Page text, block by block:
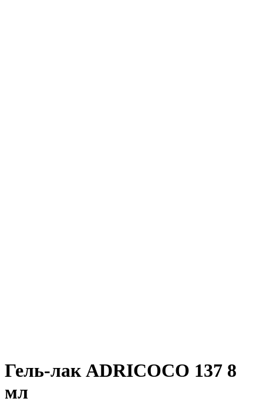
Гель-лак ADRICOCO 137 8
мл